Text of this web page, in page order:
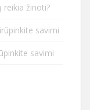
reikia žinoti?
savimi
savimi